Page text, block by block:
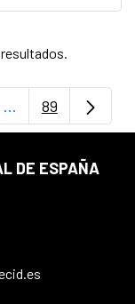
resultados.
TAB para
...PáginasPágina
89
DE ESPAÑA